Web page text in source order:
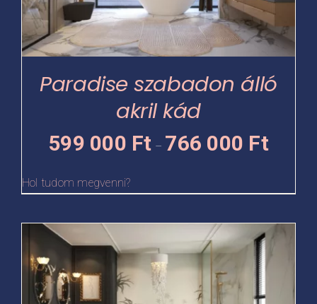
Paradise szabadon álló
akril kád
599 000 Ft – 766 000 Ft599
-
000 Ft
Hol tudom megvenni?
A
változatok
a
választhatók
Ennek
a
terméknek
több